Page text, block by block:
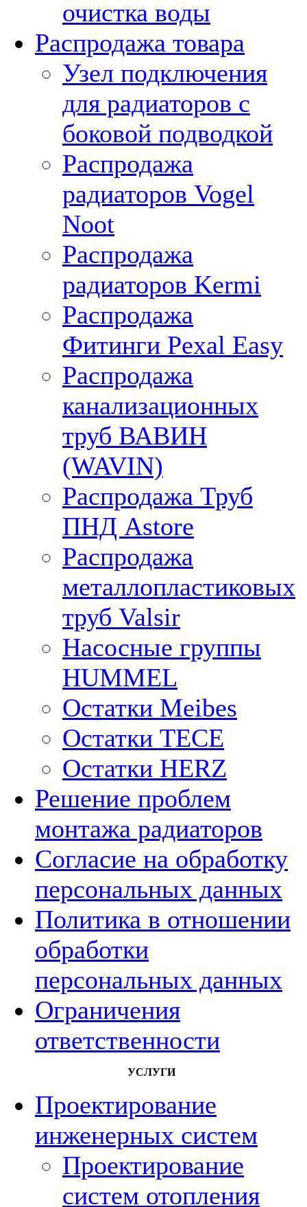
очистка воды
Распродажа товара
Узел подключения
для радиаторов с
боковой подводкой
Распродажа
радиаторов Vogel
Noot
Распродажа
радиаторов Kermi
Распродажа
Фитинги Pexal Easy
Распродажа
канализационных
труб ВАВИН
(WAVIN)
Распродажа Труб
ПНД Astore
Распродажа
металлопластиковых
труб Valsir
Насосные группы
HUMMEL
Остатки Meibes
Остатки ТЕСЕ
Остатки HERZ
Решение проблем
монтажа радиаторов
Согласие на обработку
персональных данных
Политика в отношении
обработки
персональных данных
Ограничения
ответственности
УСЛУГИ
Проектирование
инженерных систем
Проектирование
систем отопления